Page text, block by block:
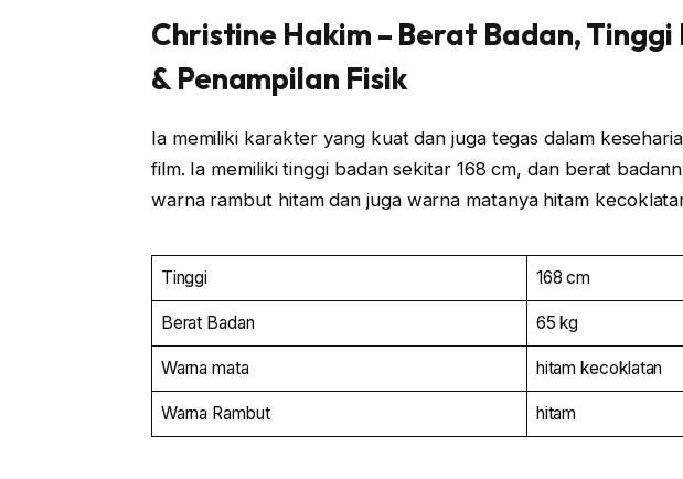
Christine Hakim – Berat Badan,
& Penampilan Fisik
Ia memiliki karakter yang kuat dan juga tegas dalam
film. Ia memiliki tinggi badan sekitar 168 cm, dan berat
warna rambut hitam dan juga warna matanya hitam
Tinggi 168 cm
Berat Badan 65 kg
Warna mata hitam kecoklatan
Warna Rambut hitam